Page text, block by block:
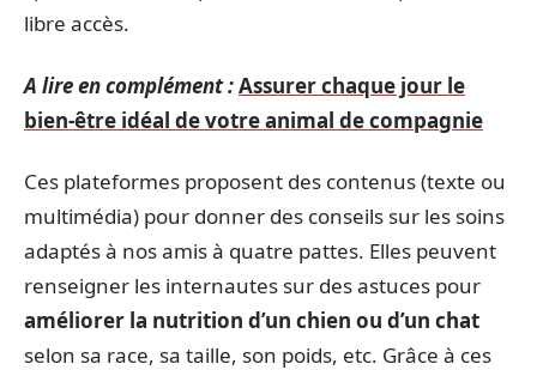
libre accès.
A lire en complément :Assurer chaque jour le
bien-être idéal de votre animal de compagnie
Ces plateformes proposent des contenus (texte ou
multimédia) pour donner des conseils sur les soins
adaptés à nos amis à quatre pattes. Elles peuvent
renseigner les internautes sur des astuces pour
améliorer la nutrition d’un chien ou d’un chat
selon sa race, sa taille, son poids, etc. Grâce à ces